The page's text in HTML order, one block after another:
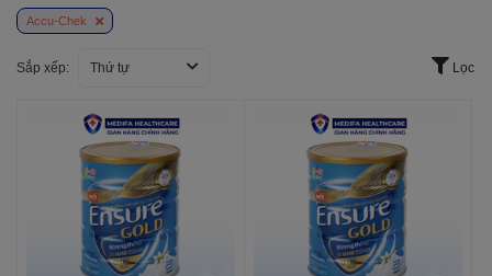
Accu-Chek
Sắp xếp: Thứ tự Lọc